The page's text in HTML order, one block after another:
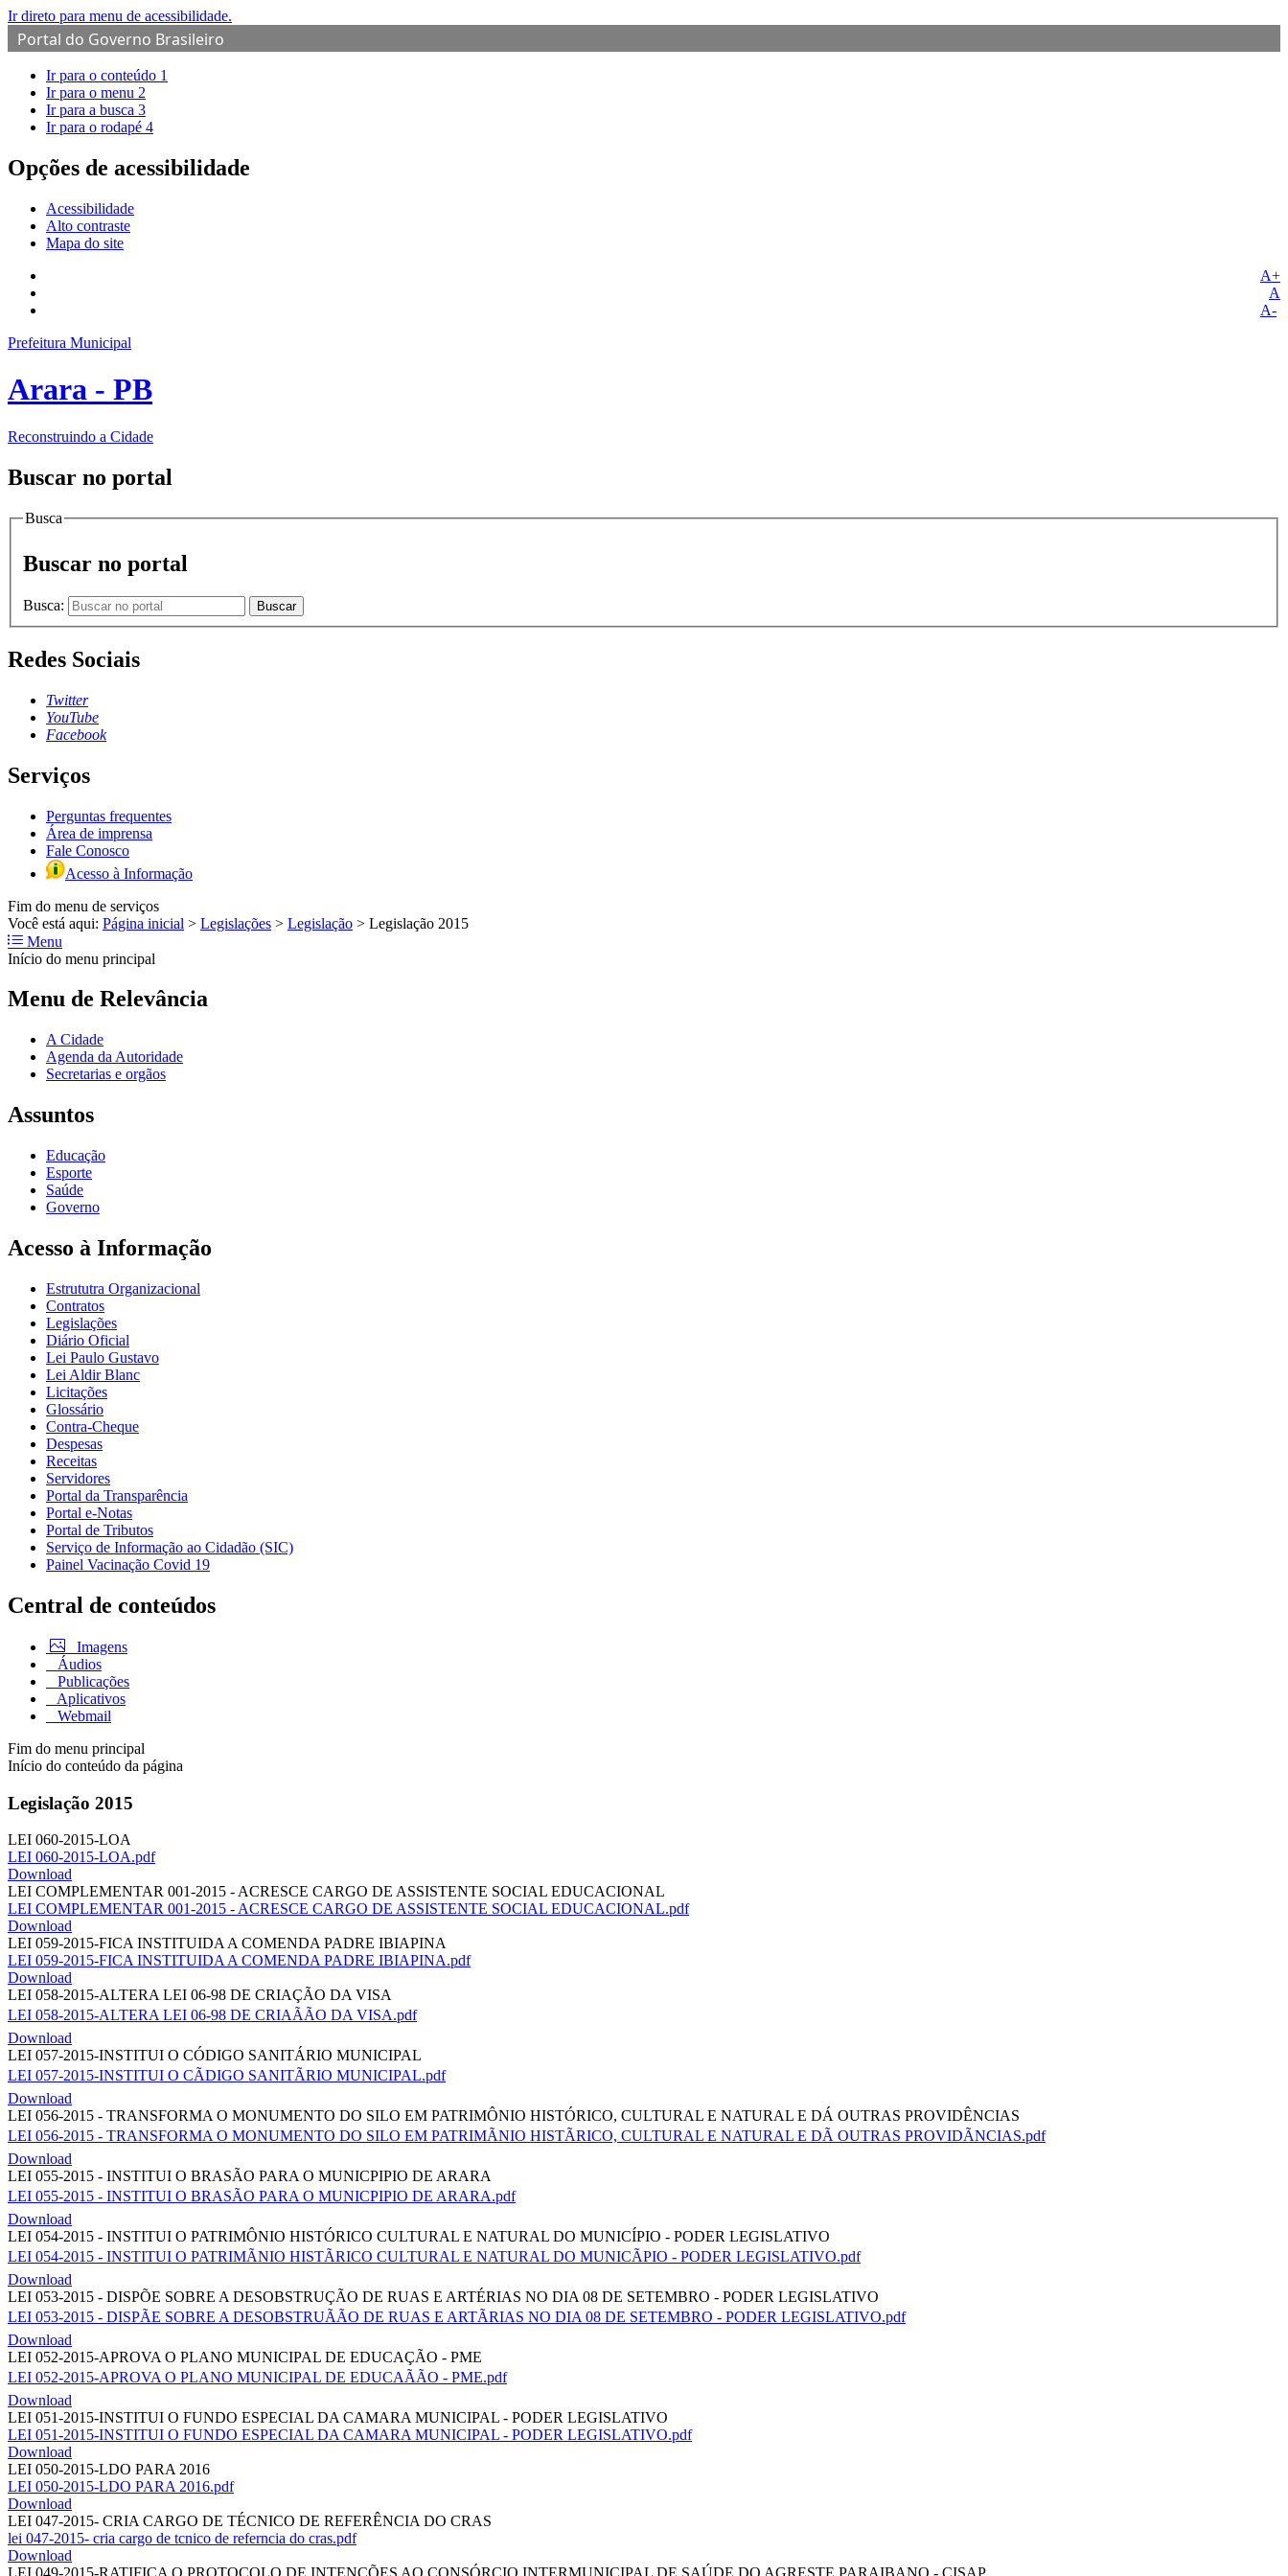
Ir direto para menu de acessibilidade.
Portal do Governo Brasileiro
Ir para o conteúdo 1
Ir para o menu 2
Ir para a busca 3
Ir para o rodapé 4
Opções de acessibilidade
Acessibilidade
Alto contraste
Mapa do site
A+
A
A-
Prefeitura Municipal
Arara - PB
Reconstruindo a Cidade
Buscar no portal
Busca
Buscar no portal
Busca: Buscar
Redes Sociais
Twitter
YouTube
Facebook
Serviços
Perguntas frequentes
Área de imprensa
Fale Conosco
Acesso à Informação
Fim do menu de serviços
Você está aqui: Página inicial > Legislações > Legislação > Legislação 2015
Menu
Início do menu principal
Menu de Relevância
A Cidade
Agenda da Autoridade
Secretarias e orgãos
Assuntos
Educação
Esporte
Saúde
Governo
Acesso à Informação
Estrututra Organizacional
Contratos
Legislações
Diário Oficial
Lei Paulo Gustavo
Lei Aldir Blanc
Licitações
Glossário
Contra-Cheque
Despesas
Receitas
Servidores
Portal da Transparência
Portal e-Notas
Portal de Tributos
Serviço de Informação ao Cidadão (SIC)
Painel Vacinação Covid 19
Central de conteúdos
Imagens
Áudios
Publicações
Aplicativos
Webmail
Fim do menu principal
Início do conteúdo da página
Legislação 2015
LEI 060-2015-LOA
LEI 060-2015-LOA.pdf
Download
LEI COMPLEMENTAR 001-2015 - ACRESCE CARGO DE ASSISTENTE SOCIAL EDUCACIONAL
LEI COMPLEMENTAR 001-2015 - ACRESCE CARGO DE ASSISTENTE SOCIAL EDUCACIONAL.pdf
Download
LEI 059-2015-FICA INSTITUIDA A COMENDA PADRE IBIAPINA
LEI 059-2015-FICA INSTITUIDA A COMENDA PADRE IBIAPINA.pdf
Download
LEI 058-2015-ALTERA LEI 06-98 DE CRIAÇÃO DA VISA
LEI 058-2015-ALTERA LEI 06-98 DE CRIAÃÃO DA VISA.pdf
Download
LEI 057-2015-INSTITUI O CÓDIGO SANITÁRIO MUNICIPAL
LEI 057-2015-INSTITUI O CÃDIGO SANITÃRIO MUNICIPAL.pdf
Download
LEI 056-2015 - TRANSFORMA O MONUMENTO DO SILO EM PATRIMÔNIO HISTÓRICO, CULTURAL E NATURAL E DÁ OUTRAS PROVIDÊNCIAS
LEI 056-2015 - TRANSFORMA O MONUMENTO DO SILO EM PATRIMÃNIO HISTÃRICO, CULTURAL E NATURAL E DÃ OUTRAS PROVIDÃNCIAS.pdf
Download
LEI 055-2015 - INSTITUI O BRASÃO PARA O MUNICPIPIO DE ARARA
LEI 055-2015 - INSTITUI O BRASÃO PARA O MUNICPIPIO DE ARARA.pdf
Download
LEI 054-2015 - INSTITUI O PATRIMÔNIO HISTÓRICO CULTURAL E NATURAL DO MUNICÍPIO - PODER LEGISLATIVO
LEI 054-2015 - INSTITUI O PATRIMÃNIO HISTÃRICO CULTURAL E NATURAL DO MUNICÃPIO - PODER LEGISLATIVO.pdf
Download
LEI 053-2015 - DISPÕE SOBRE A DESOBSTRUÇÃO DE RUAS E ARTÉRIAS NO DIA 08 DE SETEMBRO - PODER LEGISLATIVO
LEI 053-2015 - DISPÃE SOBRE A DESOBSTRUÃÃO DE RUAS E ARTÃRIAS NO DIA 08 DE SETEMBRO - PODER LEGISLATIVO.pdf
Download
LEI 052-2015-APROVA O PLANO MUNICIPAL DE EDUCAÇÃO - PME
LEI 052-2015-APROVA O PLANO MUNICIPAL DE EDUCAÃÃO - PME.pdf
Download
LEI 051-2015-INSTITUI O FUNDO ESPECIAL DA CAMARA MUNICIPAL - PODER LEGISLATIVO
LEI 051-2015-INSTITUI O FUNDO ESPECIAL DA CAMARA MUNICIPAL - PODER LEGISLATIVO.pdf
Download
LEI 050-2015-LDO PARA 2016
LEI 050-2015-LDO PARA 2016.pdf
Download
LEI 047-2015- CRIA CARGO DE TÉCNICO DE REFERÊNCIA DO CRAS
lei 047-2015- cria cargo de tcnico de referncia do cras.pdf
Download